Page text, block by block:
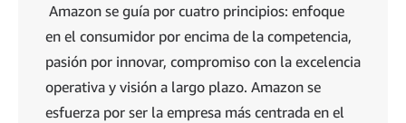
Amazon se guía por cuatro principios: enfoque
en el consumidor por encima de la competencia,
pasión por innovar, compromiso con la excelencia
operativa y visión a largo plazo. Amazon se
esfuerza por ser la empresa más centrada en el